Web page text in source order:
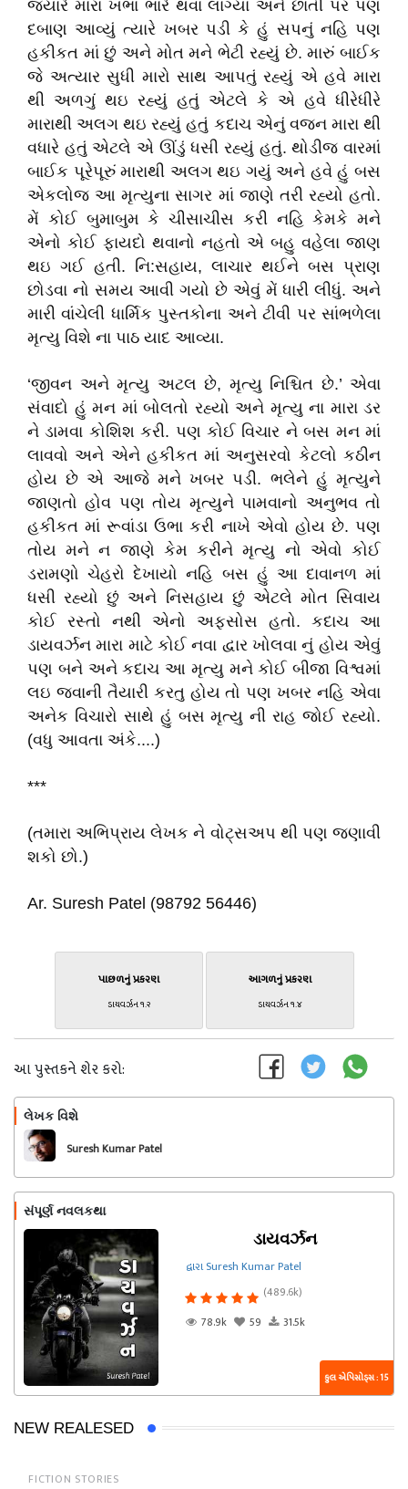
જયારે મારા ખભા ભારે થવા લાગ્યા અને છાતી પર પણ
દબાણ આવ્યું ત્યારે ખબર પડી કે હું સપનું નહિ પણ
હકીકત માં છું અને મોત મને ભેટી રહ્યું છે. મારું બાઈક
જે અત્યાર સુધી મારો સાથ આપતું રહ્યું એ હવે મારા
થી અળગું થઇ રહ્યું હતું એટલે કે એ હવે ધીરેધીરે
મારાથી અલગ થઇ રહ્યું હતું કદાચ એનું વજન મારા થી
વધારે હતું એટલે એ ઊંડું ધસી રહ્યું હતું. થોડીજ વારમાં
બાઈક પૂરેપૂરું મારાથી અલગ થઇ ગયું અને હવે હું બસ
એકલોજ આ મૃત્યુના સાગર માં જાણે તરી રહ્યો હતો.
મેં કોઈ બુમાબુમ કે ચીસાચીસ કરી નહિ કેમકે મને
એનો કોઈ ફાયદો થવાનો નહતો એ બહુ વહેલા જાણ
થઇ ગઈ હતી. નિ:સહાય, લાચાર થઈને બસ પ્રાણ
છોડવા નો સમય આવી ગયો છે એવું મેં ધારી લીધું. અને
મારી વાંચેલી ધાર્મિક પુસ્તકોના અને ટીવી પર સાંભળેલા
મૃત્યુ વિશે ના પાઠ યાદ આવ્યા.
‘જીવન અને મૃત્યુ અટલ છે, મૃત્યુ નિશ્ચિત છે.’ એવા
સંવાદો હું મન માં બોલતો રહ્યો અને મૃત્યુ ના મારા ડર
ને ડામવા કોશિશ કરી. પણ કોઈ વિચાર ને બસ મન માં
લાવવો અને એને હકીકત માં અનુસરવો કેટલો કઠીન
હોય છે એ આજે મને ખબર પડી. ભલેને હું મૃત્યુને
જાણતો હોવ પણ તોય મૃત્યુને પામવાનો અનુભવ તો
હકીકત માં રૂવાંડા ઉભા કરી નાખે એવો હોય છે. પણ
તોય મને ન જાણે કેમ કરીને મૃત્યુ નો એવો કોઈ
ડરામણો ચેહરો દેખાયો નહિ બસ હું આ દાવાનળ માં
ધસી રહ્યો છું અને નિસહાય છું એટલે મોત સિવાય
કોઈ રસ્તો નથી એનો અફસોસ હતો. કદાચ આ
ડાયવર્ઝન મારા માટે કોઈ નવા દ્વાર ખોલવા નું હોય એવું
પણ બને અને કદાચ આ મૃત્યુ મને કોઈ બીજા વિશ્વમાં
લઇ જવાની તૈયારી કરતુ હોય તો પણ ખબર નહિ એવા
અનેક વિચારો સાથે હું બસ મૃત્યુ ની રાહ જોઈ રહ્યો.
(વધુ આવતા અંકે....)
***
(તમારા અભિપ્રાય લેખક ને વોટ્સઅપ થી પણ જણાવી
શકો છો.)
Ar. Suresh Patel (98792 56446)
પાછળનું પ્રકરણ
ડાયવર્ઝન ૧.૨
આગળનું પ્રકરણ
ડાયવર્ઝન ૧.૪
આ પુસ્તકને શેર કરો:
લેખક વિશે
Suresh Kumar Patel
સંપૂર્ણ નવલકથા
ડાયવર્ઝન
દ્વારા Suresh Kumar Patel
(489.6k)
78.9k
59 31.5k
કુલ એપિસોડ્સ : 15
NEW REALESED
FICTION STORIES